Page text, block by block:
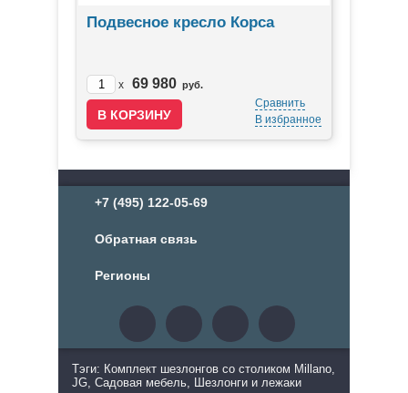
Подвесное кресло Корса
x 69 980 руб.
Сравнить
В избранное
+7 (495) 122-05-69
Обратная связь
Регионы
Тэги: Комплект шезлонгов со столиком Millano,
JG, Садовая мебель, Шезлонги и лежаки